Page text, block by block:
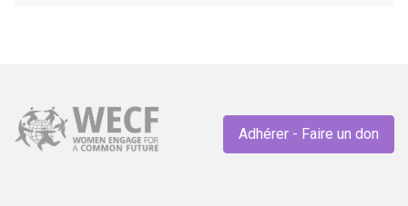
Adhérer - Faire un don